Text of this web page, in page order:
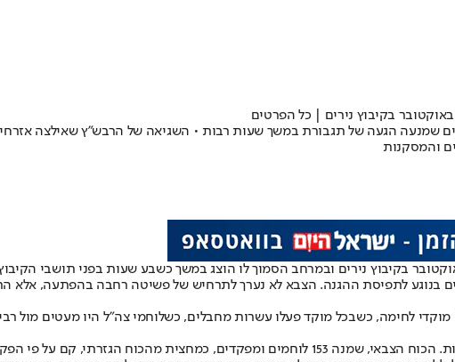
• החסימה בצירים שמנעה הגעה של תגבורת במשך שעות רבות • השגיאה של הרבש"ץ
והמסקנות
בנוגע לתפיסת ההגנה. הצבא לא נערך לתרחיש של פשיטה רחבה בהפתעה, אלא
הפלוגה האחראית על המרחב נאלצה להתמודד עם 14 מוקדי לחימה, כשבכל מוקד פעלו עשרות מחבלים,